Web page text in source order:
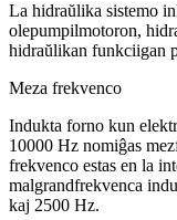
La hidraŭlika sistemo
olepumpilmotoron,
hidraŭlikan funkciigan
Meza frekvenco
Indukta forno kun
10000 Hz nomiĝas
frekvenco estas en la
malgrandfrekvenca
kaj 2500 Hz.